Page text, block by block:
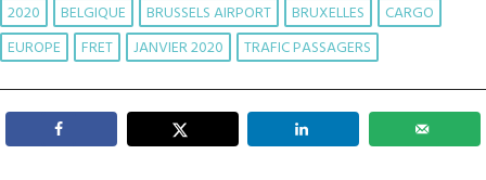
2020 BELGIQUE BRUSSELS AIRPORT BRUXELLES
CARGO
EUROPE
FRET JANVIER 2020 TRAFIC PASSAGERS